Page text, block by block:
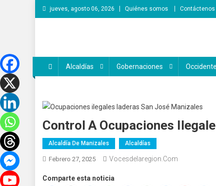
Saltar
al
jueves, agosto 06, 2026 Quiénes somos Contáctenos
Alcaldías Gobernaciones
Control A Ocupaciones
Alcaldía De Manizales Alcaldías
Febrero 27, 2025 Vocesdelaregion.com
Comparte esta noticia